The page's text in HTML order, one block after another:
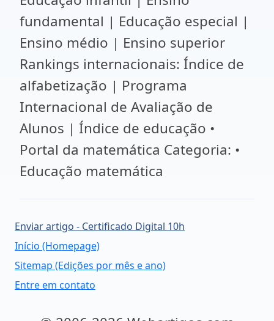
fundamental | Educação especial |
Ensino médio | Ensino superior
Rankings internacionais: Índice de
alfabetização | Programa
Internacional de Avaliação de
Alunos | Índice de educação •
Portal da matemática Categoria: •
Educação matemática
Enviar artigo - Certificado Digital 10h
Início (Homepage)
Sitemap (Edições por mês e ano)
Entre em contato